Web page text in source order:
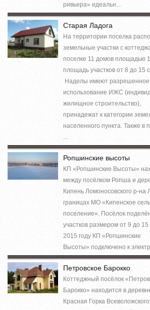
ривьера» идеальн...
Старая Ладога
На территории поселка
земельные участки с
поселке 11 домов площадью
площадь участков от 8 до 15
Наделы имеют разрешенное
использование ИЖС
жилищное строительство),
принадежат к категории
населенного пункта. Также в
Ропшинские высоты
КП «Ропшинские Высоты»
между посёлком Ропша и
Кипень Ломоносовского р-на
границах МО «Кипенское
поселение». Посёлок
участков размером от 9 до 15
2015 году КП «Ропшинские
Высоты» подключено к
Петровское Барокко
Коттеджный посёлок
Барокко» находится в
Красная Горка